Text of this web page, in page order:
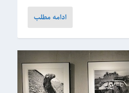
ادامه مطلب